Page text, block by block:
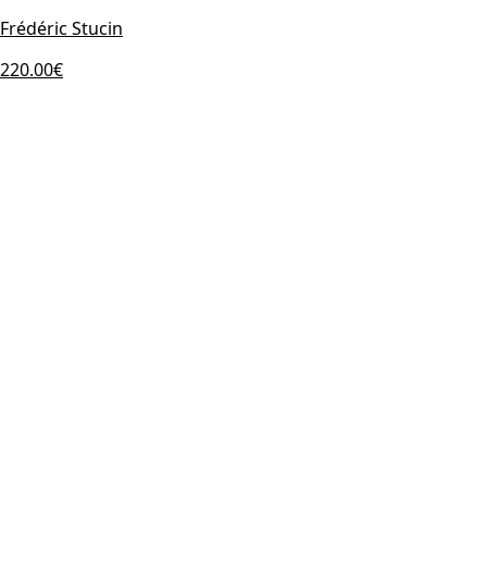
Frédéric Stucin
220.00€